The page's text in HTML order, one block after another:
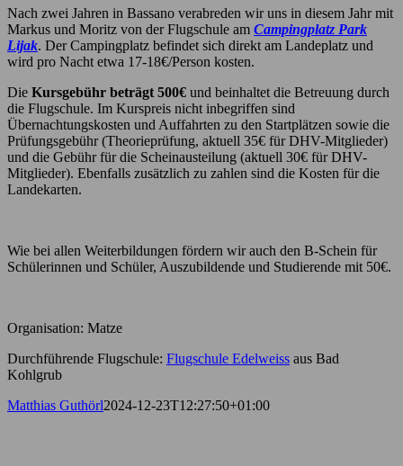
Nach zwei Jahren in Bassano verabreden wir uns in diesem Jahr mit
Markus und Moritz von der Flugschule am Campingplatz Park
Lijak. Der Campingplatz befindet sich direkt am Landeplatz und
wird pro Nacht etwa 17-18€/Person kosten.
Die Kursgebühr beträgt 500€ und beinhaltet die Betreuung durch
die Flugschule. Im Kurspreis nicht inbegriffen sind
Übernachtungskosten und Auffahrten zu den Startplätzen sowie die
Prüfungsgebühr (Theorieprüfung, aktuell 35€ für DHV-Mitglieder)
und die Gebühr für die Scheinausteilung (aktuell 30€ für DHV-
Mitglieder). Ebenfalls zusätzlich zu zahlen sind die Kosten für die
Landekarten.
Wie bei allen Weiterbildungen fördern wir auch den B-Schein für
Schülerinnen und Schüler, Auszubildende und Studierende mit 50€.
Organisation: Matze
Durchführende Flugschule: Flugschule Edelweiss aus Bad
Kohlgrub
Matthias Guthörl2024-12-23T12:27:50+01:00